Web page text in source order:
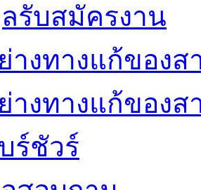
รับสมัครงาน
างทางแก้ของส
างทางแก้ของส
ร์ชัวร์